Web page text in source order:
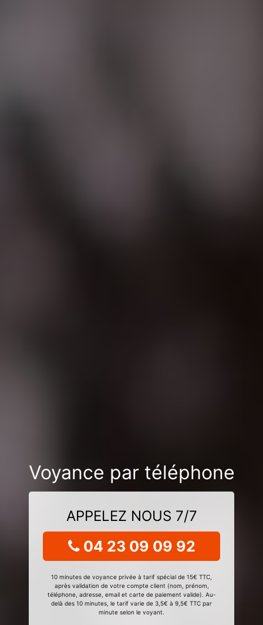
Voyance par téléphone
APPELEZ NOUS 7/7
04 23 09 09 92
10 minutes de voyance privée à tarif spécial de 15€ TTC,
après validation de votre compte client (nom, prénom,
téléphone, adresse, email et carte de paiement valide). Au-
delà des 10 minutes, le tarif varie de 3,5€ à 9,5€ TTC par
minute selon le voyant.